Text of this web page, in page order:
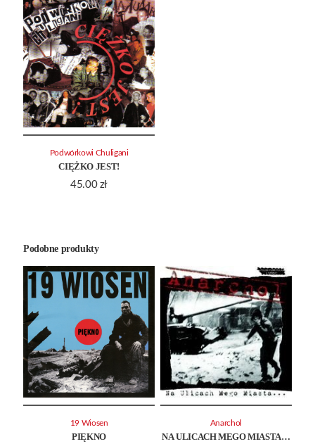
CIĘŻKO JEST!
45.00 zł
Podwórkowi Chuligani
Podobne produkty
PIĘKNO
19 Wiosen
NA ULICACH MEGO MIASTA…
Anarchol